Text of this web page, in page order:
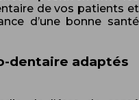
de vos patients et
d’une bonne santé
dentaire adaptés